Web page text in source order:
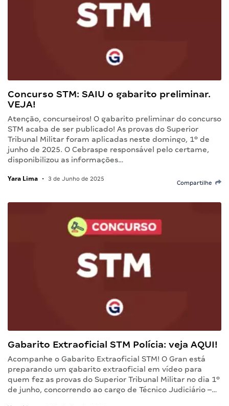
Concurso STM: SAIU o gabarito preliminar.
VEJA!
Atenção, concurseiros! O gabarito preliminar do concurso
STM acaba de ser publicado! As provas do Superior
Tribunal Militar foram aplicadas neste domingo, 1º de
junho de 2025. O Cebraspe responsável pelo certame,
disponibilizou as informações…
Yara Lima • 3 de Junho de 2025
Compartilhe
Gabarito Extraoficial STM Polícia: veja AQUI!
Acompanhe o Gabarito Extraoficial STM! O Gran está
preparando um gabarito extraoficial em vídeo para
quem fez as provas do Superior Tribunal Militar no dia 1º
de junho, concorrendo ao cargo de Técnico Judiciário –…